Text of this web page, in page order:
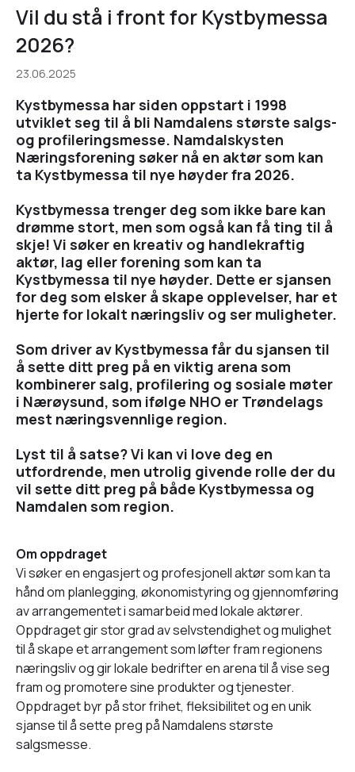
Vil du stå i front for Kystbymessa
2026?
23.06.2025
Kystbymessa har siden oppstart i 1998
utviklet seg til å bli Namdalens største salgs-
og profileringsmesse. Namdalskysten
Næringsforening søker nå en aktør som kan
ta Kystbymessa til nye høyder fra 2026.
Kystbymessa trenger deg som ikke bare kan
drømme stort, men som også kan få ting til å
skje! Vi søker en kreativ og handlekraftig
aktør, lag eller forening som kan ta
Kystbymessa til nye høyder. Dette er sjansen
for deg som elsker å skape opplevelser, har et
hjerte for lokalt næringsliv og ser muligheter.
Som driver av Kystbymessa får du sjansen til
å sette ditt preg på en viktig arena som
kombinerer salg, profilering og sosiale møter
i Nærøysund, som ifølge NHO er Trøndelags
mest næringsvennlige region.
Lyst til å satse? Vi kan vi love deg en
utfordrende, men utrolig givende rolle der du
vil sette ditt preg på både Kystbymessa og
Namdalen som region.
Om oppdraget
Vi søker en engasjert og profesjonell aktør som kan ta
hånd om planlegging, økonomistyring og gjennomføring
av arrangementet i samarbeid med lokale aktører.
Oppdraget gir stor grad av selvstendighet og mulighet
til å skape et arrangement som løfter fram regionens
næringsliv og gir lokale bedrifter en arena til å vise seg
fram og promotere sine produkter og tjenester.
Oppdraget byr på stor frihet, fleksibilitet og en unik
sjanse til å sette preg på Namdalens største
salgsmesse.